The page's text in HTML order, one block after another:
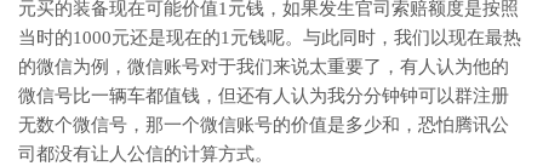
元买的装备现在可能价值1元钱，如果发生官司索赔额度是按照
当时的1000元还是现在的1元钱呢。与此同时，我们以现在最热
的微信为例，微信账号对于我们来说太重要了，有人认为他的
微信号比一辆车都值钱，但还有人认为我分分钟钟可以群注册
无数个微信号，那一个微信账号的价值是多少和，恐怕腾讯公
司都没有让人公信的计算方式。